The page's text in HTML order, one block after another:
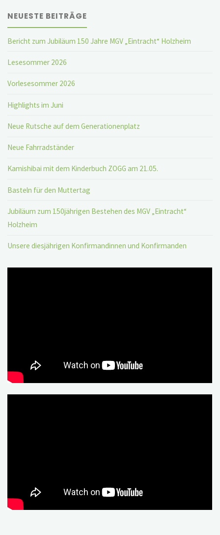
NEUESTE BEITRÄGE
Bericht zum Jubiläum 150 Jahre MGV „Eintracht“ Holzheim
Lesesommer 2026
Vorlesesommer 2026
Highlights im Juni
Neue Rutsche auf dem Generationenplatz
Neue Fahrradständer
Kamishibai mit dem Kinderbuch ZOGG am 21.05.
Basteln für den Muttertag
Jubiläum zum 150jährigen Bestehen des MGV „Eintracht“
Holzheim
Unsere diesjährigen Konfirmandinnen und Konfirmanden